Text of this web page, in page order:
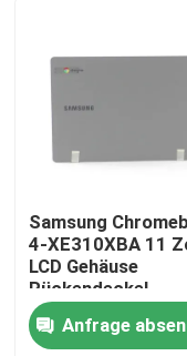
Nach Hause
Samsung
4-XE310XBA 11
LCD Gehäuse
Rückendeckel
Dunkelgrau BA98-
01974BAnfrage